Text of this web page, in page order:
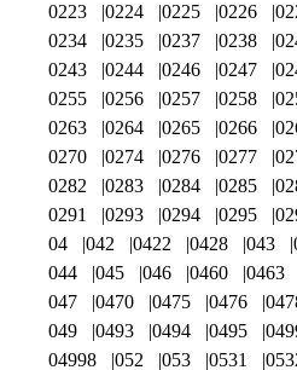
0223
0224 0225 0226
0234
0235 0237 0238
0243
0244 0246 0247
0255
0256 0257 0258
0263
0264 0265 0266
0270
0274 0276 0277
0282
0283 0284 0285
0291
0293 0294 0295
04
042 0422 0428 043
044
045 046 0460 0463
047
0470 0475 0476
049
0493 0494 0495
04998
052 053 0531